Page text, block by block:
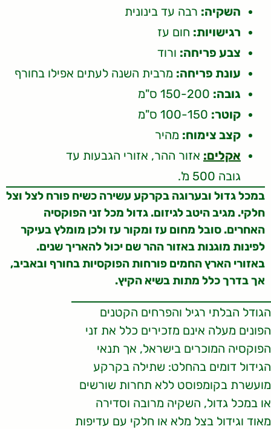
השקיה: רבה עד בינונית
רגישויות: חום עז
צבע פריחה: ורוד
עונת פריחה: מרבית השנה לעתים אפילו בחורף
גובה:
קוטר:
קצב צימוח: מהיר
אקלים: אזור ההר, אזורי הגבעות עד
גובה 500 מ'.
במכל גדול ובערוגה בקרקע עשירה כשיח פורח לצל וצל
חלקי. מגיב היטב לגיזום. גדול מכל זני הפוקסיה
האחרים. סובל מחום עז ומקור עז ולכן מומלץ בעיקר
לפינות מוגנות באזור ההר שם יכול להאריך שנים.
באזורי הארץ החמים פורחות הפוקסיות בחורף ובאביב,
אך בדרך כלל מתות בשיא הקיץ.
הגודל הבלתי רגיל והפרחים הקטנים
הפונים מעלה אינם מזכירים כלל את זני
הפוקסיה המוכרים בישראל, אך תנאי
הגידול דומים בהחלט: שתילה בקרקע
מועשרת בקומפוסט ללא תחרות שורשים
או במכל גדול, השקיה מרובה וסדירה
מאוד וגידול בצל מלא או חלקי עם עדיפות